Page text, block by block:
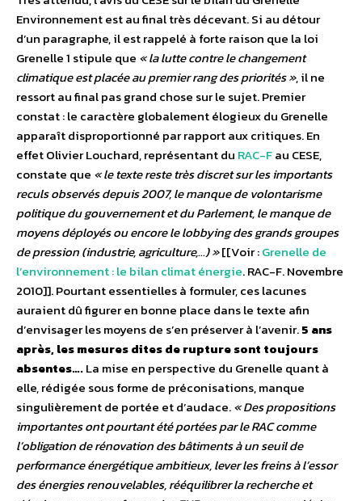
Environnement est au final très décevant. Si au détour
d’un paragraphe, il est rappelé à forte raison que la loi
Grenelle 1 stipule que « la lutte contre le changement
climatique est placée au premier rang des priorités », il ne
ressort au final pas grand chose sur le sujet. Premier
constat : le caractère globalement élogieux du Grenelle
apparaît disproportionné par rapport aux critiques. En
effet Olivier Louchard, représentant du RAC-Fau CESE,
constate que « le texte reste très discret sur les importants
reculs observés depuis 2007, le manque de volontarisme
politique du gouvernement et du Parlement, le manque de
moyens déployés ou encore le lobbying des grands groupes
de pression (industrie, agriculture,…) »[[Voir :Grenelle de
l’environnement : le bilan climat énergie. RAC-F. Novembre
2010]]. Pourtant essentielles à formuler, ces lacunes
auraient dû figurer en bonne place dans le texte afin
d’envisager les moyens de s’en préserver à l’avenir.5 ans
après, les mesures dites de rupture sont toujours
absentes….La mise en perspective du Grenelle quant à
elle, rédigée sous forme de préconisations, manque
singulièrement de portée et d’audace.« Des propositions
importantes ont pourtant été portées par le RAC comme
l’obligation de rénovation des bâtiments à un seuil de
performance énergétique ambitieux, lever les freins à l’essor
des énergies renouvelables, rééquilibrer la recherche et